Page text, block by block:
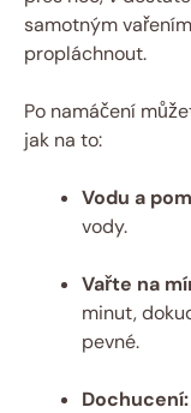
samotným
propláchnout.
Po namáčení
jak na to:
Vodu a
vody.
Vařte na
minut,
pevné.
Dochucení: